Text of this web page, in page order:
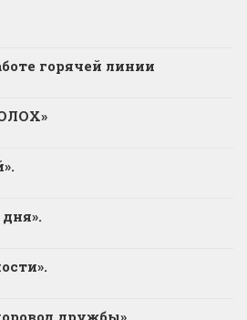
горячей линии